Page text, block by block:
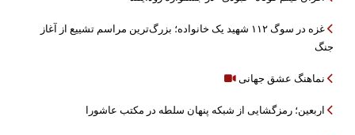
غزه در سوگ ۱۱۲ شهید یک خانواده؛ بزرگ‌ترین مراسم تشییع از آغاز
جنگ
نماهنگ عشق جهانی
اربعین؛ رمزگشایی از شبکه پنهان سلطه در مکتب عاشورا